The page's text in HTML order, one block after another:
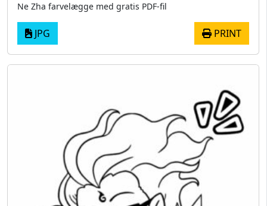
Ne Zha farvelægge med gratis PDF-fil
JPG PRINT